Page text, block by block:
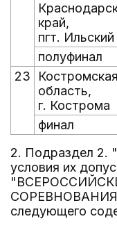
край,
пгт. Ильский
полуфинал
23
Костромская
область,
г. Кострома
финал
2. Подраздел 2.
условия их
СОРЕВНОВАНИЯ"
следующего